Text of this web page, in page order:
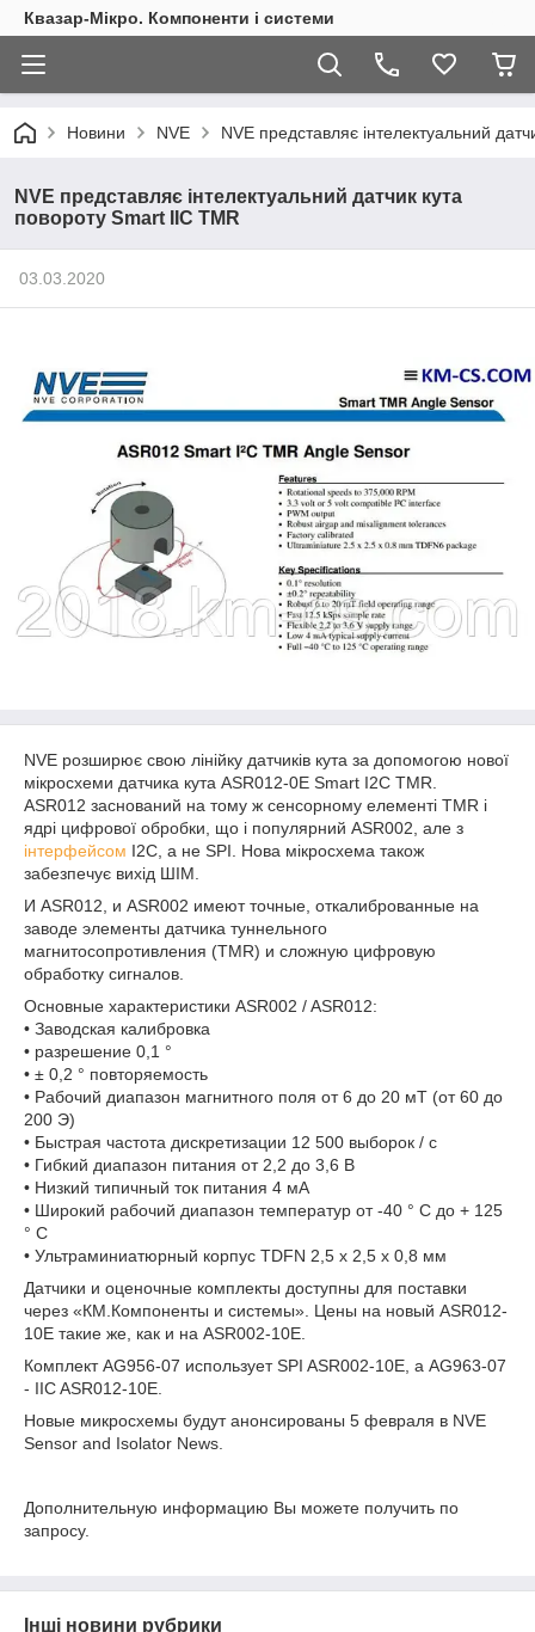
Квазар-Мікро. Компоненти і системи
Новини NVE NVE представляє інтелектуальний
NVE представляє інтелектуальний датчик кута
повороту Smart ІІС TMR
03.03.2020
NVE розширює свою лінійку датчиків кута за допомогою нової
мікросхеми датчика кута ASR012-0E Smart I2C TMR.
ASR012 заснований на тому ж сенсорному елементі TMR і
ядрі цифрової обробки, що і популярний ASR002, але з
інтерфейсом I2C, а не SPI. Нова мікросхема також
забезпечує вихід ШІМ.
И ASR012, и ASR002 имеют точные, откалиброванные на
заводе элементы датчика туннельного
магнитосопротивления (TMR) и сложную цифровую
обработку сигналов.
Основные характеристики ASR002 / ASR012:
• Заводская калибровка
• разрешение 0,1 °
• ± 0,2 ° повторяемость
• Рабочий диапазон магнитного поля от 6 до 20 мТ (от 60 до
200 Э)
• Быстрая частота дискретизации 12 500 выборок / с
• Гибкий диапазон питания от 2,2 до 3,6 В
• Низкий типичный ток питания 4 мА
• Широкий рабочий диапазон температур от -40 ° C до + 125
° C
• Ультраминиатюрный корпус TDFN 2,5 x 2,5 x 0,8 мм
Датчики и оценочные комплекты доступны для поставки
через «КМ.Компоненты и системы». Цены на новый ASR012-
10E такие же, как и на ASR002-10E.
Комплект AG956-07 использует SPI ASR002-10E, а AG963-07
- IІC ASR012-10E.
Новые микросхемы будут анонсированы 5 февраля в NVE
Sensor and Isolator News.
Дополнительную информацию Вы можете получить по
запросу.
Інші новини рубрики